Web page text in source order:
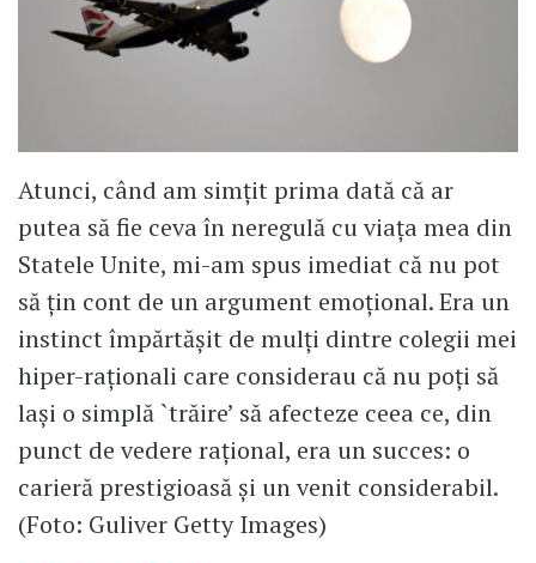
Atunci, când am simțit prima dată că ar
putea să fie ceva în neregulă cu viața mea din
Statele Unite, mi-am spus imediat că nu pot
să țin cont de un argument emoțional. Era un
instinct împărtășit de mulți dintre colegii mei
hiper-raționali care considerau că nu poți să
lași o simplă `trăire’ să afecteze ceea ce, din
punct de vedere rațional, era un succes: o
carieră prestigioasă și un venit considerabil.
(Foto: Guliver Getty Images)